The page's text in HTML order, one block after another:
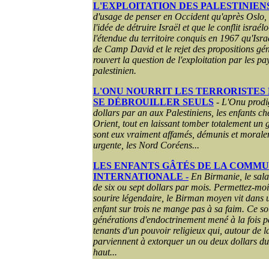
L'EXPLOITATION DES
d'usage de penser en Occident qu'après
l'idée de détruire Israël et que le conflit
l'étendue du territoire conquis en 1967
de Camp David et le rejet des propositions
rouvert la question de l'exploitation par les
palestinien.
L'ONU NOURRIT LES TERRORISTES
SE DÉBROUILLER SEULS - L'Onu
dollars par an aux Palestiniens, les enfants
Orient, tout en laissant tomber totalement un
sont eux vraiment affamés, démunis et
urgente, les Nord Coréens...
LES ENFANTS GÂTÉS DE LA
INTERNATIONALE - En Birmanie, le
de six ou sept dollars par mois. Permettez-
sourire légendaire, le Birman moyen vit dans
enfant sur trois ne mange pas à sa faim. Ce
générations d'endoctrinement mené à la fois
tenants d'un pouvoir religieux qui, autour de
parviennent à extorquer un ou deux dollars
haut...